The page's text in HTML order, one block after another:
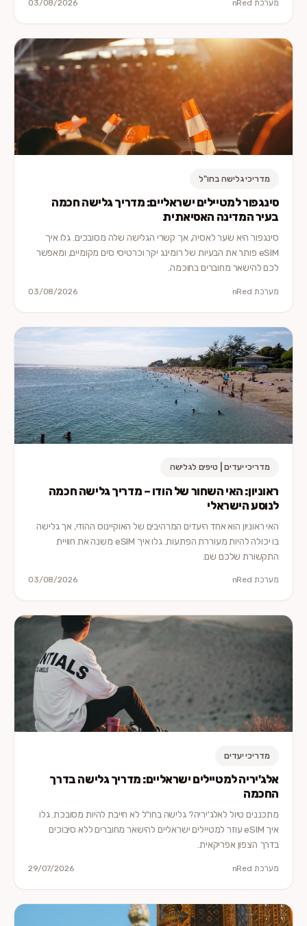
מערכת nRed 03/08/2026
מדריכי גלישה בחו"ל
סינגפור למטיילים ישראליים: מדריך גלישה חכמה
בעיר המדינה האסיאתית
סינגפור היא שער לאסיה, אך קשרי הגלישה שלה מסובכים. גלו איך
eSIM פותר את הבעיות של רומינג יקר וכרטיסי סים מקומיים, ומאפשר
לכם להישאר מחוברים בחוכמה.
מערכת nRed 03/08/2026
מדריכי יעדים | טיפים לגלישה
ראוניון: האי השחור של הודו – מדריך גלישה חכמה
לנוסע הישראלי
האי ראוניון הוא אחד היעדים המרהיבים של האוקיינוס ההודי, אך גלישה
בו יכולה להיות מעוררת הפתעות. גלו איך eSIM משנה את חוויית
התקשורת שלכם שם.
מערכת nRed 03/08/2026
מדריכי יעדים
אלג'יריה למטיילים ישראליים: מדריך גלישה בדרך
החכמה
מתכננים טיול לאלג'יריה? גלישה בחו"ל לא חייבת להיות מסובכת. גלו
איך eSIM עוזר למטיילים ישראליים להישאר מחוברים ללא סיבוכים
בדרך הצפון אפריקאית.
מערכת nRed 29/07/2026